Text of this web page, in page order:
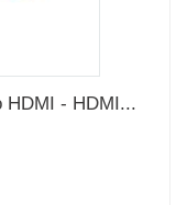
HDMI - HDMI...